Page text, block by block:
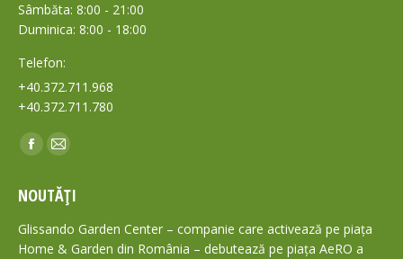
Sâmbăta: 8:00 - 21:00
Duminica: 8:00 - 18:00
Telefon:
+40.372.711.968
+40.372.711.780
Find us on:
Facebook
opens
in
new
Mail
opens
in
new
NOUTĂȚI
Glissando Garden Center – companie care activează pe piața
Home & Garden din România – debutează pe piața AeRO a